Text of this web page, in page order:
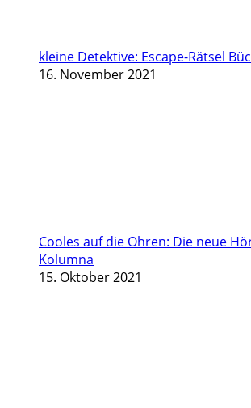
kleine Detektive: Escape-Rätsel
16. November 2021
Cooles auf die Ohren: Die neue
Kolumna
15. Oktober 2021